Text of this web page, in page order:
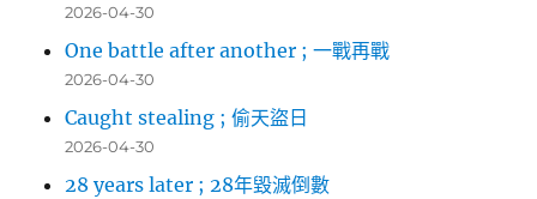
2026-04-30
One battle after another ; 一戰再戰
2026-04-30
Caught stealing ; 偷天盜日
2026-04-30
28 years later ; 28年毀滅倒數